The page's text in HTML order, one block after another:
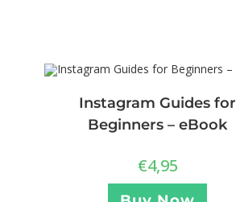
Instagram Guides for
Beginners – eBook
€4,95